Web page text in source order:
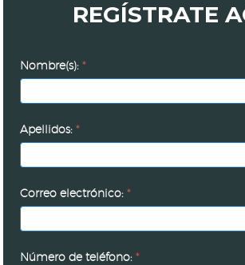
REGÍSTRATE
Congreso
Wellness
@work
2026
Nombre(s):*
Apellidos:*
Correo electrónico:*
Número de teléfono:*